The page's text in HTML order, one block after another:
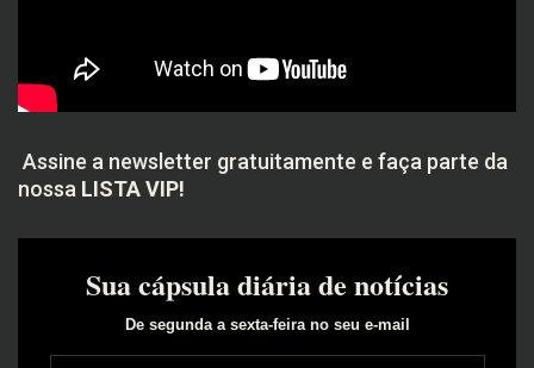
Assine a newsletter gratuitamente e faça parte da
nossa LISTA VIP!
Sua cápsula diária de notícias
De segunda a sexta-feira no seu e-mail